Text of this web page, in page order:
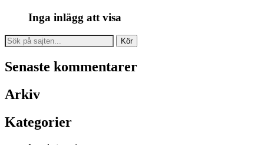
Inga inlägg att visa
Search
for:
Senaste kommentarer
Arkiv
Kategorier